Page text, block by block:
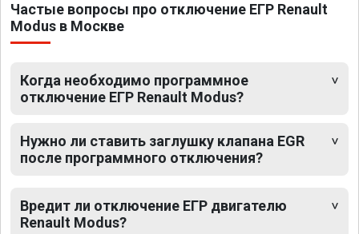
Частые вопросы про отключение ЕГР Renault
Modus в Москве
Когда необходимо программное
отключение ЕГР Renault Modus?
Нужно ли ставить заглушку клапана EGR
после программного отключения?
Вредит ли отключение ЕГР двигателю
Renault Modus?